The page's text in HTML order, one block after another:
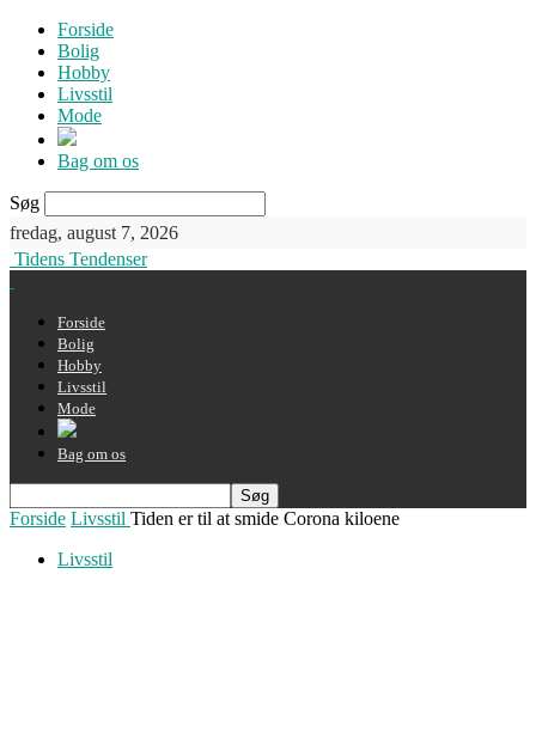
Forside
Bolig
Hobby
Livsstil
Mode
Bag om os
Søg
fredag, august 7, 2026
Tidens Tendenser
Forside
Bolig
Hobby
Livsstil
Mode
Bag om os
Forside Livsstil Tiden er til at smide Corona kiloene
Livsstil